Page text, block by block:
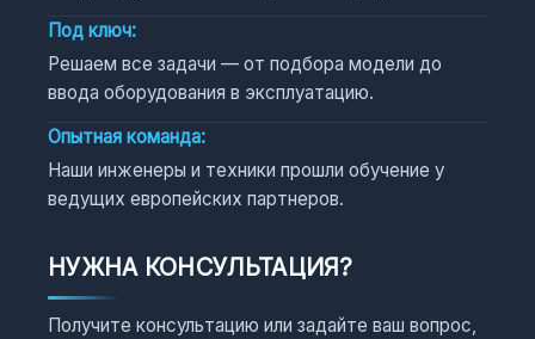
Под ключ:
Решаем все задачи — от подбора модели до
ввода оборудования в эксплуатацию.
Опытная команда:
Наши инженеры и техники прошли обучение у
ведущих европейских партнеров.
НУЖНА КОНСУЛЬТАЦИЯ?
Получите консультацию или задайте ваш вопрос,